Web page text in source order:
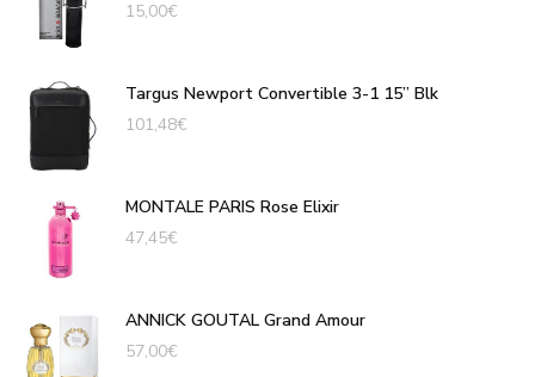
15,00€
Targus Newport Convertible 3-1 15” Blk
101,48€
MONTALE PARIS Rose Elixir
47,45€
ANNICK GOUTAL Grand Amour
57,00€